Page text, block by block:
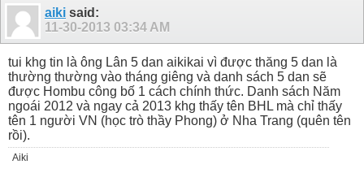
aiki said:
11-30-2013 03:34 AM
tui khg tin là ông Lân 5 dan aikikai vì được thăng 5 dan là
thường thường vào tháng giêng và danh sách 5 dan sẽ
được Hombu công bố 1 cách chính thức. Danh sách Năm
ngoái 2012 và ngay cả 2013 khg thấy tên BHL mà chỉ thấy
tên 1 người VN (học trò thầy Phong) ở Nha Trang (quên tên
rồi).
Aiki